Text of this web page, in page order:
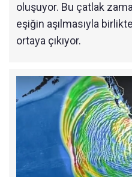
oluşuyor. Bu çatlak
eşiğin aşılmasıyla
ortaya çıkıyor.